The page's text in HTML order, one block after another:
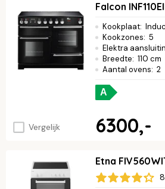
Vergelijk
Falcon
Kookplaat:
Kookzones: 5
Elektra
Breedte: 110 cm
Aantal ovens: 2
A
6300,-
Etna